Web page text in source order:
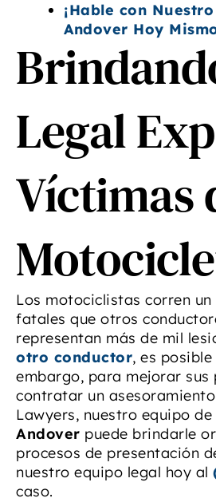
¡Hable con
Andover Hoy
Legal
Víctimas
Los motociclistas corren
fatales que otros
representan más de mil
otro conductor, es
embargo, para mejorar
contratar un
Lawyers, nuestro equipo de
Andover puede brindarle
procesos de presentación
nuestro equipo legal hoy al
caso.